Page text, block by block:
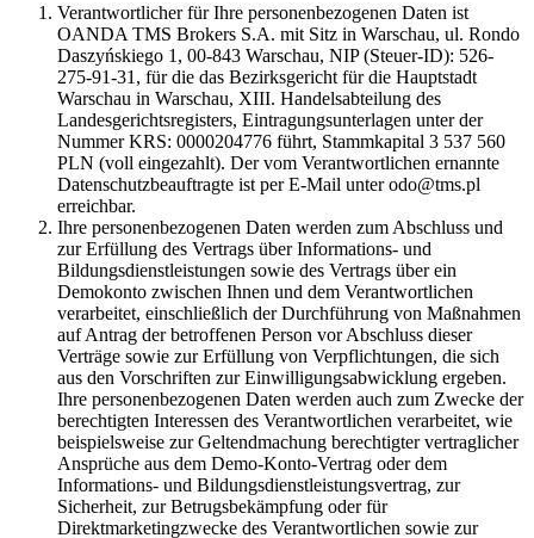
Verantwortlicher für Ihre personenbezogenen Daten ist
OANDA TMS Brokers S.A. mit Sitz in Warschau, ul. Rondo
Daszyńskiego 1, 00-843 Warschau, NIP (Steuer-ID): 526-
275-91-31, für die das Bezirksgericht für die Hauptstadt
Warschau in Warschau, XIII. Handelsabteilung des
Landesgerichtsregisters, Eintragungsunterlagen unter der
Nummer KRS: 0000204776 führt, Stammkapital 3 537 560
PLN (voll eingezahlt). Der vom Verantwortlichen ernannte
Datenschutzbeauftragte ist per E-Mail unter odo@tms.pl
erreichbar.
Ihre personenbezogenen Daten werden zum Abschluss und
zur Erfüllung des Vertrags über Informations- und
Bildungsdienstleistungen sowie des Vertrags über ein
Demokonto zwischen Ihnen und dem Verantwortlichen
verarbeitet, einschließlich der Durchführung von Maßnahmen
auf Antrag der betroffenen Person vor Abschluss dieser
Verträge sowie zur Erfüllung von Verpflichtungen, die sich
aus den Vorschriften zur Einwilligungsabwicklung ergeben.
Ihre personenbezogenen Daten werden auch zum Zwecke der
berechtigten Interessen des Verantwortlichen verarbeitet, wie
beispielsweise zur Geltendmachung berechtigter vertraglicher
Ansprüche aus dem Demo-Konto-Vertrag oder dem
Informations- und Bildungsdienstleistungsvertrag, zur
Sicherheit, zur Betrugsbekämpfung oder für
Direktmarketingzwecke des Verantwortlichen sowie zur